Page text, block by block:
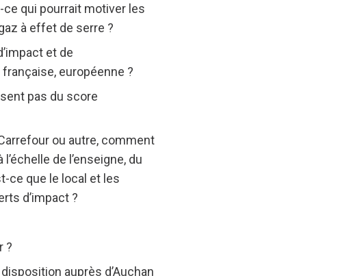
ce qui pourrait motiver les
à effet de serre ?
et de
européenne ?
pas du score
ou autre, comment
de l’enseigne, du
ce que le local et les
d’impact ?
?
auprès d’Auchan